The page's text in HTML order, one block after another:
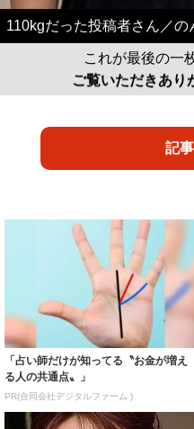
110kgだった投稿者さん／
これが最後の一
ご覧いただきあり
記
「占い師だけが知ってる〝お金が増え
る人の共通点〟」
PR(合同会社デジタルファーム )